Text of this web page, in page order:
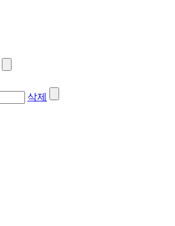
삭제